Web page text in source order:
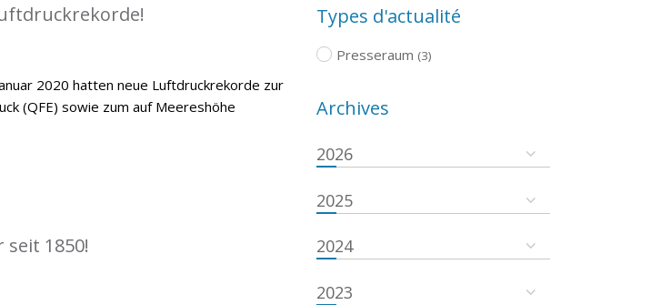
2020 hatten neue Luftdruckrekorde zur
(QFE) sowie zum auf Meereshöhe
1850!
Types d'actualité
Presseraum (3)
Archives
2026
2025
2024
2023